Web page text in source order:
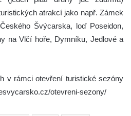
atrakcí jako např. Zámek
Švýcarska, loď Poseidon,
na Vlčí hoře, Dymníku, Jedlové a
v rámci otevření turistické sezóny
otevreni-sezony/